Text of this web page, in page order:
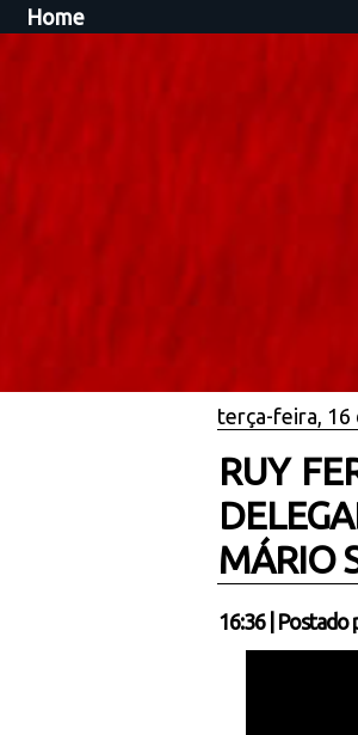
Home
terça-feira, 16
RUY
MÁRIO
16:36| Postado